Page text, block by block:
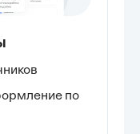
по